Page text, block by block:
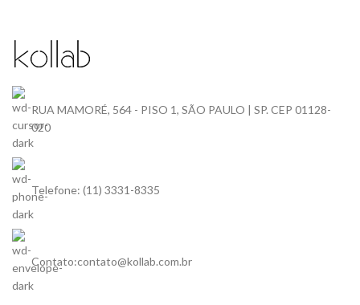
RUA MAMORÉ, 564 - PISO 1, SÃO PAULO | SP. CEP 01128-
020
Telefone: (11) 3331-8335
Contato:contato@kollab.com.br